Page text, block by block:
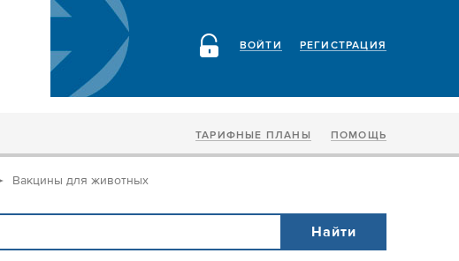
РЕГИСТРАЦИЯ
ВОЙТИ
ТАРИФНЫЕ ПЛАНЫ ПОМОЩЬ
Вакцины для животных